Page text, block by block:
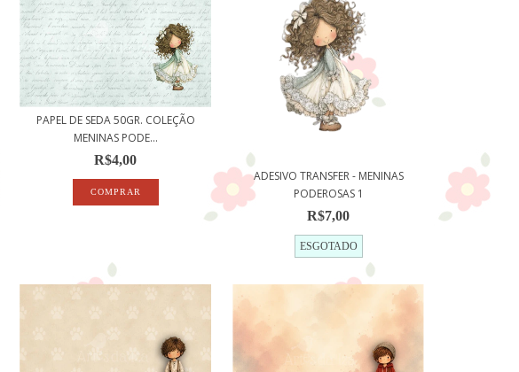
PAPEL DE SEDA 50GR. COLEÇÃO
MENINAS PODE...
R$4,00
ADESIVO TRANSFER - MENINAS
PODEROSAS 1
R$7,00
ESGOTADO